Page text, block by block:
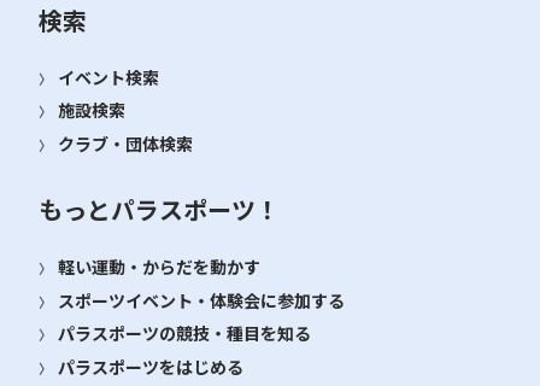
検索
イベント検索
施設検索
クラブ・団体検索
もっとパラスポーツ！
軽い運動・からだを動かす
スポーツイベント・体験会に参加する
パラスポーツの競技・種目を知る
パラスポーツをはじめる